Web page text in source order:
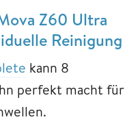
Z60 Ultra
Reinigung
kann 8
perfekt macht für